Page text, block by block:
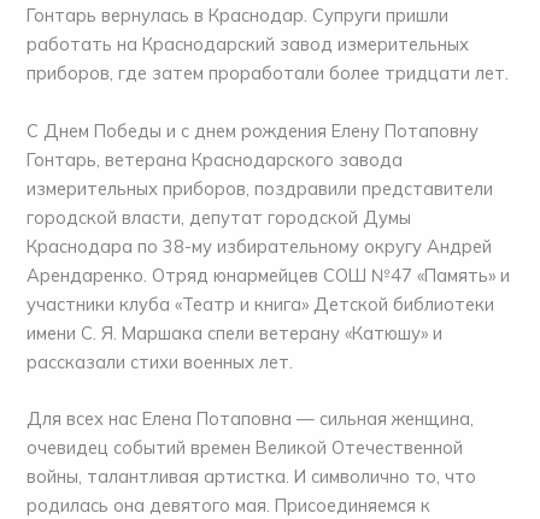
Гонтарь вернулась в Краснодар. Супруги пришли
работать на Краснодарский завод измерительных
приборов, где затем проработали более тридцати лет.
С Днем Победы и с днем рождения Елену Потаповну
Гонтарь, ветерана Краснодарского завода
измерительных приборов, поздравили представители
городской власти, депутат городской Думы
Краснодара по 38-му избирательному округу Андрей
Арендаренко. Отряд юнармейцев СОШ №47 «Память» и
участники клуба «Театр и книга» Детской библиотеки
имени С. Я. Маршака спели ветерану «Катюшу» и
рассказали стихи военных лет.
Для всех нас Елена Потаповна — сильная женщина,
очевидец событий времен Великой Отечественной
войны, талантливая артистка. И символично то, что
родилась она девятого мая. Присоединяемся к